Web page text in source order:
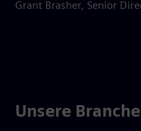
Grant Brasher, Senior
Unsere